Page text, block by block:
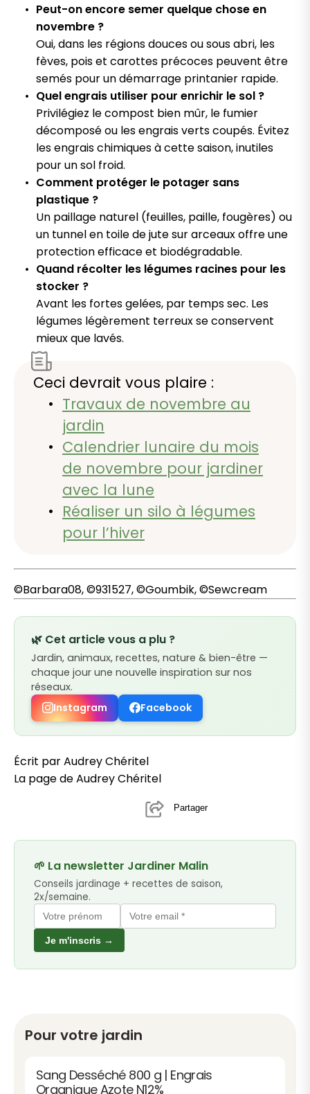
Peut-on encore semer quelque chose en
novembre ?
Oui, dans les régions douces ou sous abri, les
fèves, pois et carottes précoces peuvent être
semés pour un démarrage printanier rapide.
Quel engrais utiliser pour enrichir le sol ?
Privilégiez le compost bien mûr, le fumier
décomposé ou les engrais verts coupés. Évitez
les engrais chimiques à cette saison, inutiles
pour un sol froid.
Comment protéger le potager sans
plastique ?
Un paillage naturel (feuilles, paille, fougères) ou
un tunnel en toile de jute sur arceaux offre une
protection efficace et biodégradable.
Quand récolter les légumes racines pour les
stocker ?
Avant les fortes gelées, par temps sec. Les
légumes légèrement terreux se conservent
mieux que lavés.
Ceci devrait vous plaire :
Travaux de novembre au
jardin
Calendrier lunaire du mois
de novembre pour jardiner
avec la lune
Réaliser un silo à légumes
pour l’hiver
©Barbara08, ©931527, ©Goumbik, ©Sewcream
🌿 Cet article vous a plu ?
Jardin, animaux, recettes, nature & bien-être —
chaque jour une nouvelle inspiration sur nos
réseaux.
Instagram
Facebook
Écrit par Audrey Chéritel
La page de Audrey Chéritel
Partager
🌱 La newsletter Jardiner Malin
Conseils jardinage + recettes de saison,
2x/semaine.
Je m'inscris →
Pour votre jardin
Sang Desséché 800 g | Engrais
Organique Azote N12%